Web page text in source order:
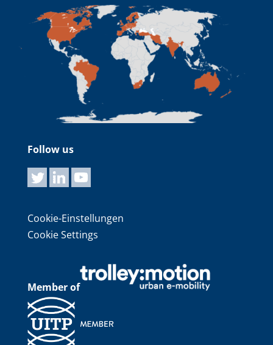
Follow us
Cookie-Einstellungen
Cookie Settings
Member of